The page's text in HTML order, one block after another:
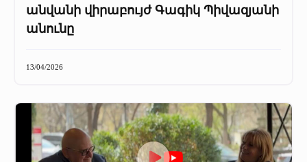
անվանի վիրաբույժ Գագիկ Պիվազյանի
անունը
13/04/2026